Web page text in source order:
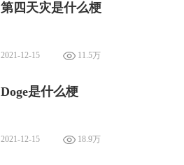
第四天灾是什么梗
2021-12-15 11.5万
Doge是什么梗
2021-12-15 18.9万